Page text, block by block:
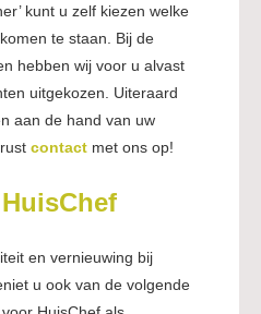
kunt u zelf kiezen welke
te staan. Bij de
hebben wij voor u alvast
uitgekozen. Uiteraard
aan de hand van uw
contact met ons op!
en vernieuwing bij
u ook van de volgende